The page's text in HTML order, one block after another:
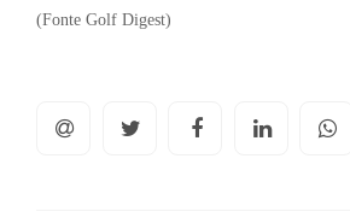
(Fonte Golf Digest)